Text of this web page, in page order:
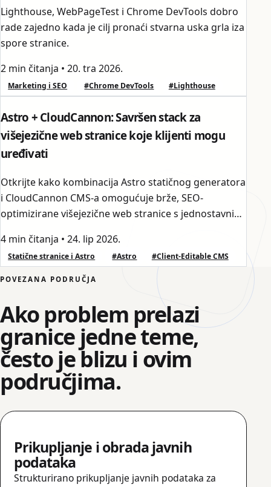
Lighthouse, WebPageTest i Chrome DevTools dobro
rade zajedno kada je cilj pronaći stvarna uska grla iza
spore stranice.
2 min čitanja • 20. tra 2026.
Marketing i SEO #Chrome DevTools #Lighthouse
Astro + CloudCannon: Savršen stack za
višejezične web stranice koje klijenti mogu
uređivati
Otkrijte kako kombinacija Astro statičnog generatora
i CloudCannon CMS-a omogućuje brže, SEO-
optimizirane višejezične web stranice s jednostavnim
4 min čitanja • 24. lip 2026.
Statične stranice i Astro #Astro #Client-Editable CMS
POVEZANA PODRUČJA
Ako problem prelazi
granice jedne teme,
često je blizu i ovim
područjima.
Prikupljanje i obrada javnih
podataka
Strukturirano prikupljanje javnih podataka za